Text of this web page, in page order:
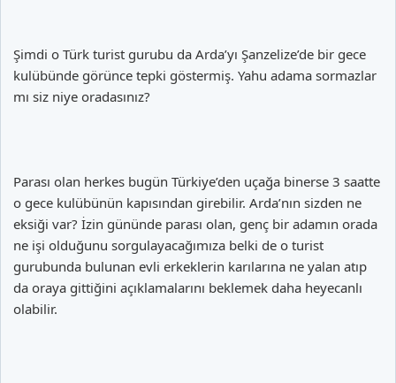
Şimdi o Türk turist gurubu da Arda’yı Şanzelize’de bir gece
kulübünde görünce tepki göstermiş. Yahu adama sormazlar
mı siz niye oradasınız?
Parası olan herkes bugün Türkiye’den uçağa binerse 3 saatte
o gece kulübünün kapısından girebilir. Arda’nın sizden ne
eksiği var? İzin gününde parası olan, genç bir adamın orada
ne işi olduğunu sorgulayacağımıza belki de o turist
gurubunda bulunan evli erkeklerin karılarına ne yalan atıp
da oraya gittiğini açıklamalarını beklemek daha heyecanlı
olabilir.